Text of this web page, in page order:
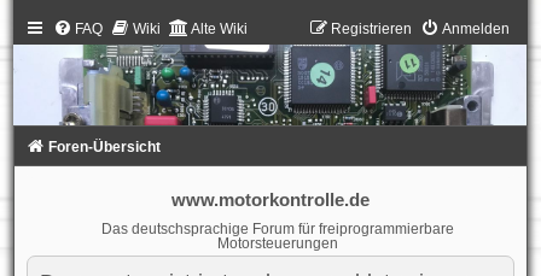
FAQ Wiki Alte Wiki Anmelden
Registrieren
Foren-Übersicht
www.motorkontrolle.de
Das deutschsprachige Forum für freiprogrammierbare
Motorsteuerungen